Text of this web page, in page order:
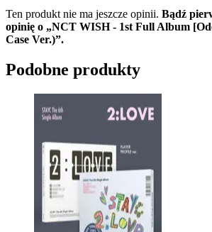
Ten produkt nie ma jeszcze opinii. Bądź
opinię o „NCT WISH - 1st Full Album
Case Ver.)”.
Podobne produkty